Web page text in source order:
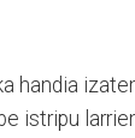
handia
istripu